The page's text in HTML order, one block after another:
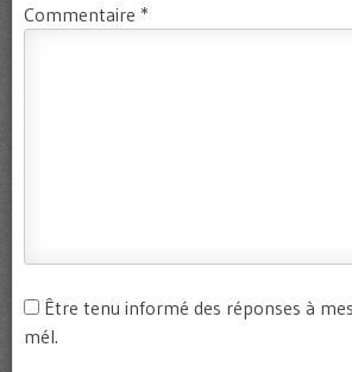
Commentaire *
Être tenu informé des réponses à
mél.